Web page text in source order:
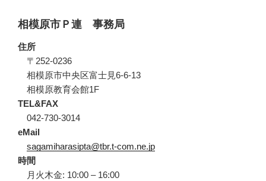
相模原市Ｐ連 事務局
住所
〒252-0236
相模原市中央区富士見6-6-13
相模原教育会館1F
TEL&FAX
042-730-3014
eMail
sagamiharasipta@tbr.t-com.ne.jp
時間
月火木金: 10:00 – 16:00